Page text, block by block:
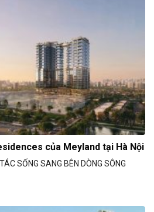
của Meyland tại Hà Nội
SỐNG SANG BÊN DÒNG SÔNG